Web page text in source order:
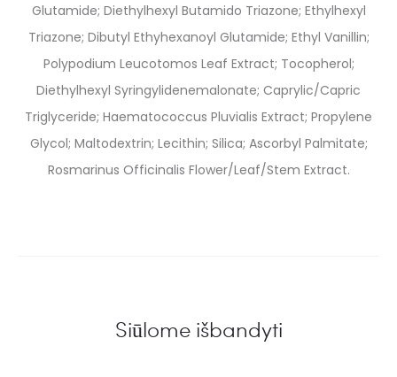
Glutamide; Diethylhexyl Butamido Triazone; Ethylhexyl
Triazone; Dibutyl Ethyhexanoyl Glutamide; Ethyl Vanillin;
Polypodium Leucotomos Leaf Extract; Tocopherol;
Diethylhexyl Syringylidenemalonate; Caprylic/Capric
Triglyceride; Haematococcus Pluvialis Extract; Propylene
Glycol; Maltodextrin; Lecithin; Silica; Ascorbyl Palmitate;
Rosmarinus Officinalis Flower/Leaf/Stem Extract.
Siūlome išbandyti